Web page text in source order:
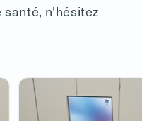
n'hésitez